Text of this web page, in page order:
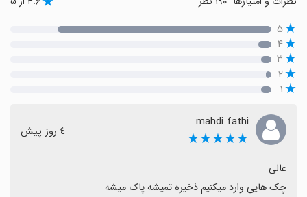
۵
۴
۳
۲
۱
mahdi fathi
★★★★★ ٤ روز پیش
چک هایی وارد میکنیم ذخیره تمیشه پاک میشه